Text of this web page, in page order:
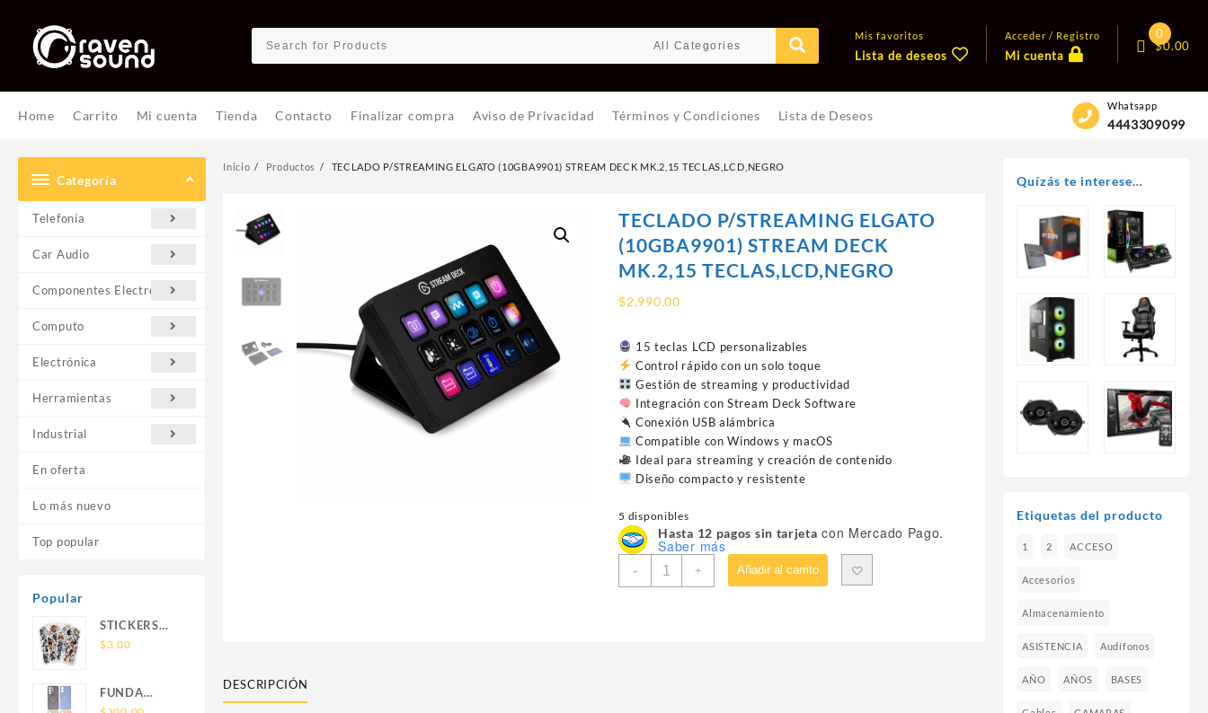
contenido
Mis favoritos
Lista de deseos
Acceder / Registro
Mi cuenta
0
$0.00
Home Carrito Mi cuenta Tienda Contacto Finalizar compra Aviso de Privacidad Términos y Condiciones Lista de Deseos
Whatsapp
4443309099
Categoría
Telefonía
Car Audio
Componentes Electrónicos
Computo
Electrónica
Herramientas
Industrial
En oferta
Lo más nuevo
Top popular
Popular
STICKERS
UNIVERSALES
$3.00
FUNDA
Inicio Productos TECLADO P/STREAMING ELGATO (10GBA9901) STREAM DECK MK.2,15 TECLAS,LCD,NEGRO
TECLADO P/STREAMING ELGATO
(10GBA9901) STREAM DECK
MK.2,15 TECLAS,LCD,NEGRO
$2,990.00
15 teclas LCD personalizables
Control rápido con un solo toque
Gestión de streaming y productividad
Integración con Stream Deck Software
Conexión USB alámbrica
Compatible con Windows y macOS
Ideal para streaming y creación de contenido
Diseño compacto y resistente
5 disponibles
Hasta 12 pagos sin tarjeta con Mercado Pago.
Saber más
-
TECLADO
P/STREAMING
+ Añadir al carrito
DESCRIPCIÓN
Quízás te interese…
Etiquetas del producto
1 2 ACCESO
Accesorios
Almacenamiento
ASISTENCIA Audífonos
AÑO AÑOS BASES